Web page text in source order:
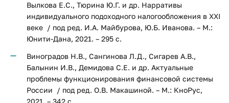
Вылкова Е.С., Тюрина Ю.Г. и др. Нарративы
индивидуального подоходного налогообложения в XXI
веке / под ред. И.А. Майбурова, Ю.Б. Иванова. – М.:
Юнити-Дана, 2021. – 295 с.
Виноградов Н.В., Сангинова Л.Д., Сигарев А.В.,
Балынин И.В., Демидова С.Е. и др. Актуальные
проблемы функционирования финансовой системы
России / под ред. О.В. Макашиной. – М.: КноРус,
2021. – 342 с.